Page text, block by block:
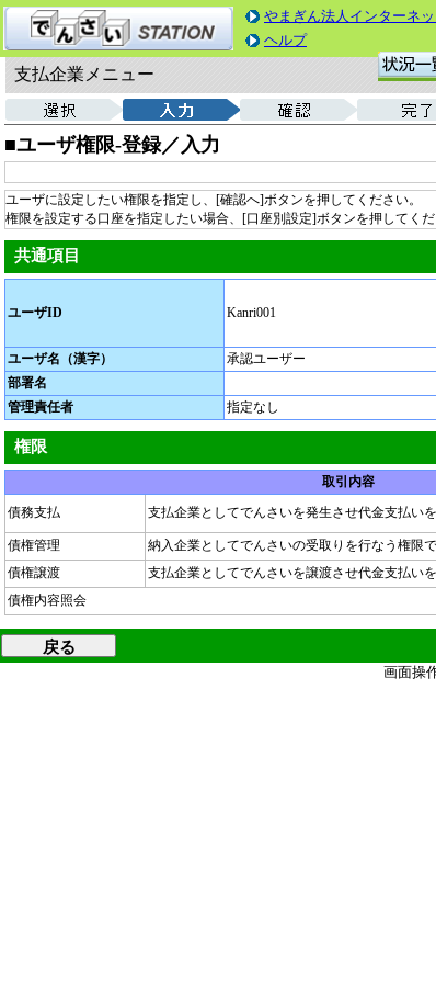
やまぎん法人インターネ
ヘルプ
支払企業メニュー
■ユーザ権限‐登録／入力
ユーザに設定したい権限を指定し、[確認へ]ボタンを押してください。
権限を設定する口座を指定したい場合、[口座別設定]ボタンを押してくだ
共通項目
ユーザID Kanri001
ユーザ名（漢字）
承認ユーザー
部署名
管理責任者
指定なし
権限
取引内容
債務支払
支払企業としてでんさいを発生させ代金支払い
債権管理
納入企業としてでんさいの受取りを行なう権限で
債権譲渡
支払企業としてでんさいを譲渡させ代金支払い
債権内容照会
画面操